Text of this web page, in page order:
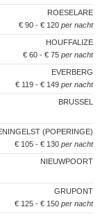
ROESELARE
€ 90 - € 120 per nacht
HOUFFALIZE
€ 60 - € 75 per nacht
EVERBERG
€ 119 - € 149 per nacht
BRUSSEL
(POPERINGE)
€ 105 - € 130 per nacht
NIEUWPOORT
GRUPONT
€ 125 - € 150 per nacht